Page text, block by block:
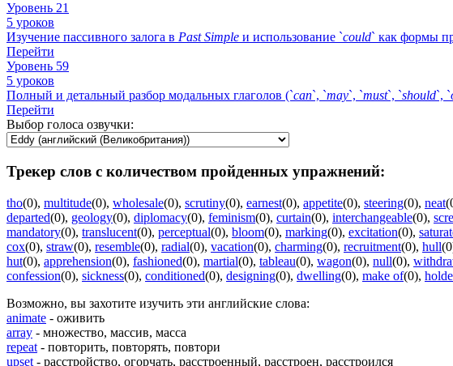
Уровень 21
5 уроков
Изучение пассивного залога в Past Simple и использование `could` как формы
Перейти
Уровень 59
5 уроков
Полный и детальный разбор модальных глаголов (`can`, `may`, `must`, `should`, `
Перейти
Выбор голоса озвучки:
Трекер слов с количеством пройденных упражнений:
tho(0), multitude(0), wholesale(0), scrutiny(0), earnest(0), appetite(0), steering(0), neat
departed(0), geology(0), diplomacy(0), feminism(0), curtain(0), interchangeable(0),
mandatory(0), translucent(0), perceptual(0), bloom(0), marking(0), excitation(0),
cox(0), straw(0), resemble(0), radial(0), vacation(0), charming(0), recruitment(0), hull
hut(0), apprehension(0), fashioned(0), martial(0), tableau(0), wagon(0), null(0),
confession(0), sickness(0), conditioned(0), designing(0), dwelling(0), make of(0),
Возможно, вы захотите изучить эти английские слова:
animate - оживить
array - множество, массив, масса
repeat - повторить, повторять, повтори
upset - расстройство, огорчать, расстроенный, расстроен, расстроился